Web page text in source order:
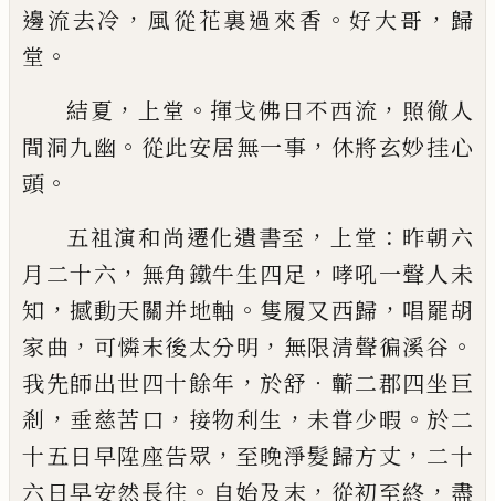
邊流去冷 ， 風從花裏過來香 。好大哥 ， 歸
堂 。
結夏 ， 上堂 。 揮戈佛日不西流 ， 照徹人
間洞九幽 。 從此安居無一事 ， 休將玄妙挂心
頭 。
五祖演和尚遷化遺書至 ， 上堂 ： 昨朝六
月二十六 ， 無角鐵牛生四足 ， 哮吼一聲人未
知 ，撼動天關并地軸 。 隻履又西歸 ， 唱罷胡
家曲 ， 可憐末後太分明 ， 無限清聲徧溪谷 。
我先師出世四十餘年 ， 於舒 ． 蘄二郡四坐巨
剎 ， 垂慈苦口 ， 接物利生 ， 未甞少暇 。 於二
十五日早陞座告眾 ， 至晚淨髮歸方丈 ， 二十
六日早安然長往 。 自始及末 ， 從初至終 ， 盡